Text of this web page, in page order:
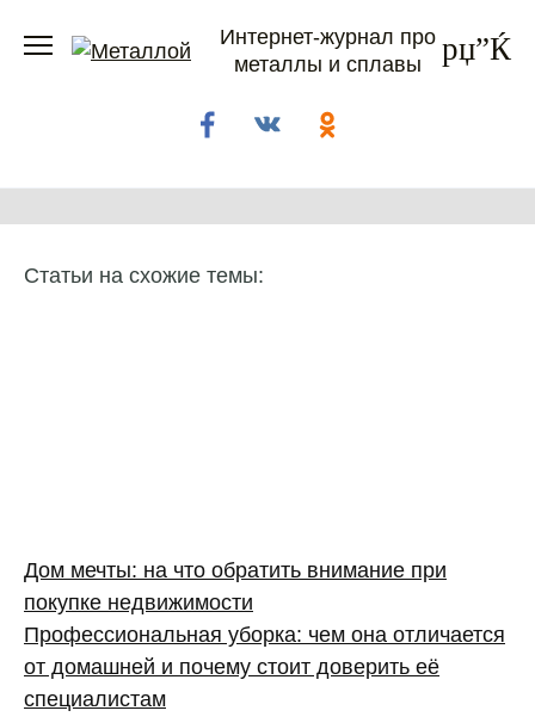
Интернет-журнал про
металлы и сплавы
Статьи на схожие темы:
Дом мечты: на что обратить внимание при
покупке недвижимости
Профессиональная уборка: чем она отличается
от домашней и почему стоит доверить её
специалистам